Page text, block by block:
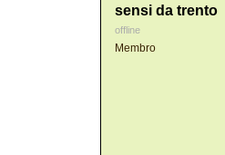
sensi da trento
offline
Membro